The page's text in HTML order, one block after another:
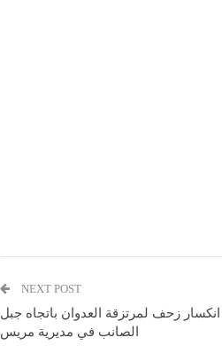
NEXT POST
انكسار زحف لمرتزقة العدوان باتجاه جبل
الصانب في مديرية مريس